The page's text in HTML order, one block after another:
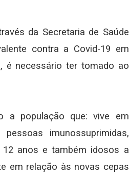
da Secretaria de Saúde
contra a Covid-19 em
é necessário ter tomado ao
a população que: vive em
imunossuprimidas,
12 anos e também idosos a
em relação às novas cepas